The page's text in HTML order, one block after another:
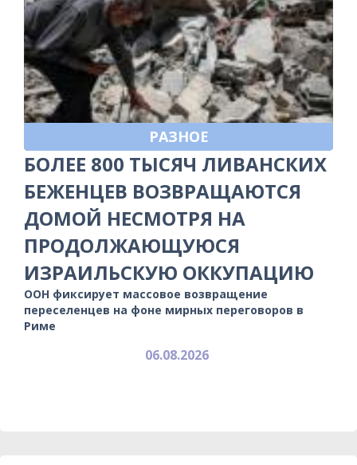
РАЗНОЕ
БОЛЕЕ 800 ТЫСЯЧ ЛИВАНСКИХ
БЕЖЕНЦЕВ ВОЗВРАЩАЮТСЯ
ДОМОЙ НЕСМОТРЯ НА
ПРОДОЛЖАЮЩУЮСЯ
ИЗРАИЛЬСКУЮ ОККУПАЦИЮ
ООН фиксирует массовое возвращение
переселенцев на фоне мирных переговоров в
Риме
06.08.2026